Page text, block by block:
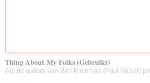
Thing About My Folks (Gebruikt)
Als de ouders van Ben Kleinman (Paul Reiser)